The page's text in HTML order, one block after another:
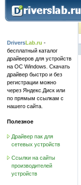
DriversLab.ru -
бесплатный каталог
драйверов для устройств
на ОС Windows. Скачать
драйвер быстро и без
регистрации можно
через Яндекс.Диск или
по прямым ссылкам с
нашего сайта.
Полезное
Драйвер пак для
сетевых устройств
Ссылки на сайты
производителей
устройств